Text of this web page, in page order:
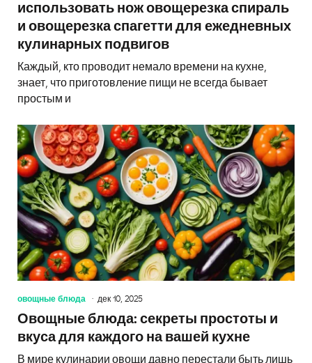
использовать нож овощерезка спираль
и овощерезка спагетти для ежедневных
кулинарных подвигов
Каждый, кто проводит немало времени на кухне,
знает, что приготовление пищи не всегда бывает
простым и
овощные блюда дек 10, 2025
Овощные блюда: секреты простоты и
вкуса для каждого на вашей кухне
В мире кулинарии овощи давно перестали быть лишь